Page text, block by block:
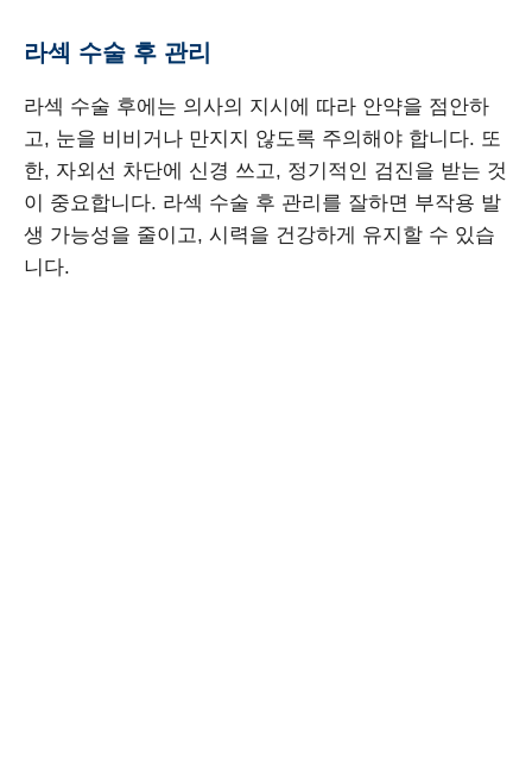
라섹 수술 후 관리
라섹 수술 후에는 의사의 지시에 따라 안약을 점안하
고, 눈을 비비거나 만지지 않도록 주의해야 합니다. 또
한, 자외선 차단에 신경 쓰고, 정기적인 검진을 받는 것
이 중요합니다. 라섹 수술 후 관리를 잘하면 부작용 발
생 가능성을 줄이고, 시력을 건강하게 유지할 수 있습
니다.